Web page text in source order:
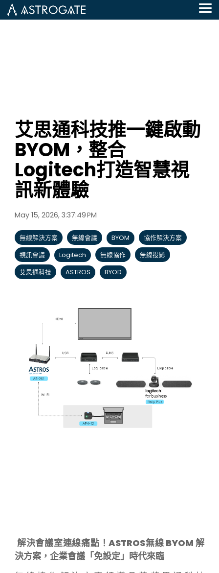
Skip
to
the
艾思通科技推一鍵啟動
BYOM，整合
Logitech打造智慧視
訊新體驗
May 15, 2026, 3:37:49 PM
無線解決方案 無線會議 BYOM 協作解決方案
視訊會議 Logitech 無線協作 無線投影
艾思通科技 ASTROS BYOD
解決會議室連線痛點！ASTROS無線 BYOM 解
決方案，企業會議「免設定」時代來臨